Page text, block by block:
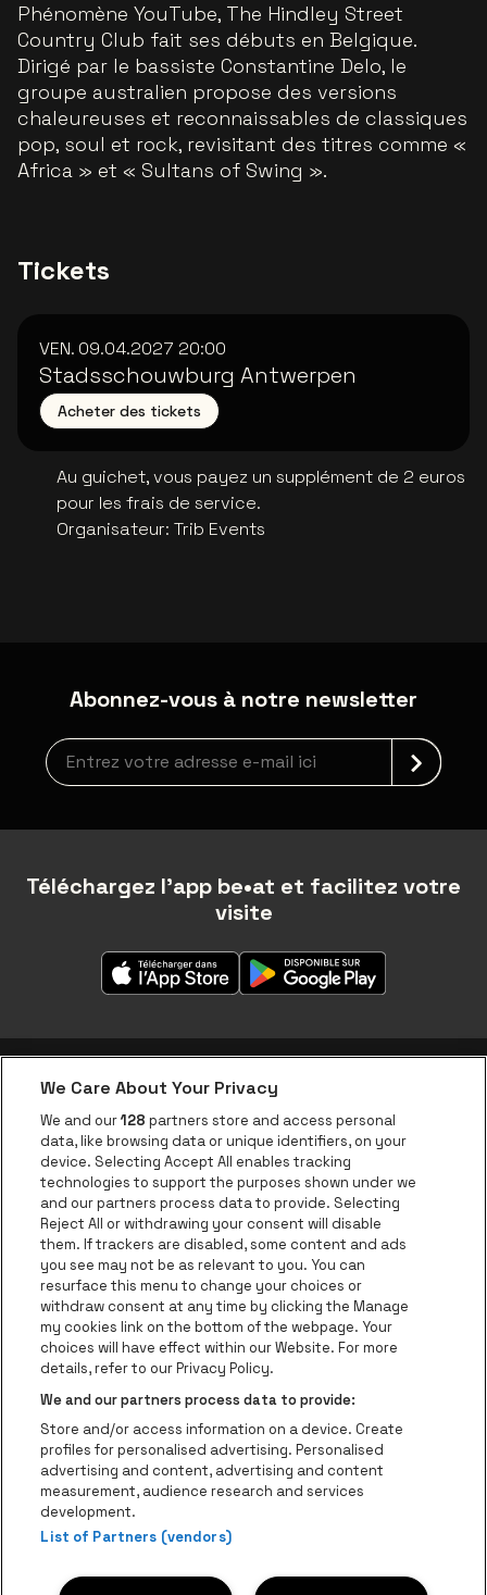
Phénomène YouTube, The Hindley Street
Country Club fait ses débuts en Belgique.
Dirigé par le bassiste Constantine Delo, le
groupe australien propose des versions
chaleureuses et reconnaissables de classiques
pop, soul et rock, revisitant des titres comme «
Africa » et « Sultans of Swing ».
Tickets
VEN. 09.04.2027 20:00
Stadsschouwburg Antwerpen
Acheter des tickets
Au guichet, vous payez un supplément de 2 euros
pour les frais de service.
Organisateur: Trib Events
Abonnez-vous à notre newsletter
Inscription à la newsletter
Téléchargez l'app be•at et facilitez votre
visite
Application be•at
be•at Corporate
be•at Business
Groupes
Helpcenter
Contact
Instagram
Facebook
Threads
TiktokYoutube
Be•at Tickets fait partie de be•at
be•at Tickets
Schijnpoortweg 119, 2170 Anvers
Be-At Venues
Schijnpoortweg 119, 2170 Anvers
BTW (BE) 0461.051.688 - RPR Antwerpen
BNP Paribas Fortis - IBAN: BE93 2200 4925 0067 - BIC:
GEBABEBB
We Care About Your Privacy
We and our128 partners store and access personal
data, like browsing data or unique identifiers, on your
device. Selecting Accept All enables tracking
technologies to support the purposes shown under we
and our partners process data to provide. Selecting
Reject All or withdrawing your consent will disable
them. If trackers are disabled, some content and ads
you see may not be as relevant to you. You can
resurface this menu to change your choices or
withdraw consent at any time by clicking the Manage
my cookies link on the bottom of the webpage. Your
choices will have effect within our Website. For more
details, refer to our Privacy Policy.
We and our partners process data to provide:
Store and/or access information on a device. Create
profiles for personalised advertising. Personalised
advertising and content, advertising and content
measurement, audience research and services
development.
List of Partners (vendors)